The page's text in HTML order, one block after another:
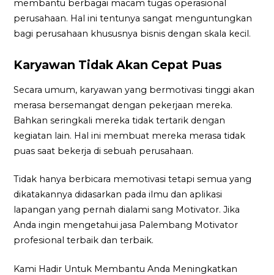
membantu berbagai macam tugas operasional
perusahaan. Hal ini tentunya sangat menguntungkan
bagi perusahaan khususnya bisnis dengan skala kecil.
Karyawan Tidak Akan Cepat Puas
Secara umum, karyawan yang bermotivasi tinggi akan
merasa bersemangat dengan pekerjaan mereka.
Bahkan seringkali mereka tidak tertarik dengan
kegiatan lain. Hal ini membuat mereka merasa tidak
puas saat bekerja di sebuah perusahaan.
Tidak hanya berbicara memotivasi tetapi semua yang
dikatakannya didasarkan pada ilmu dan aplikasi
lapangan yang pernah dialami sang Motivator. Jika
Anda ingin mengetahui jasa Palembang Motivator
profesional terbaik dan terbaik.
Kami Hadir Untuk Membantu Anda Meningkatkan